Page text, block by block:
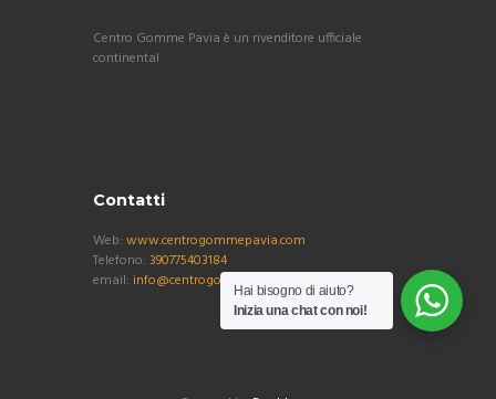
Centro Gomme Pavia è un rivenditore ufficiale
continental
Contatti
Web: www.centrogommepavia.com
Telefono: 390775403184
email: info@centrogommepavia.com
Hai bisogno di aiuto?
Inizia una chat con noi!